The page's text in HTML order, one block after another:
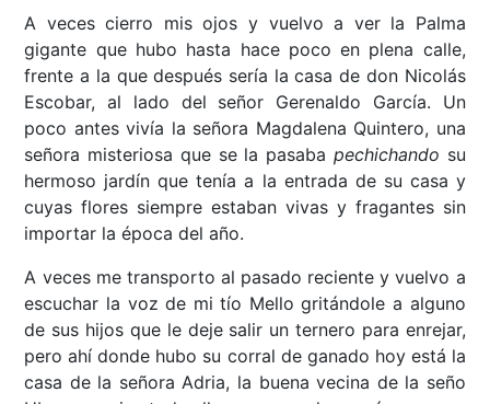
A veces cierro mis ojos y vuelvo a ver la Palma
gigante que hubo hasta hace poco en plena calle,
frente a la que después sería la casa de don Nicolás
Escobar, al lado del señor Gerenaldo García. Un
poco antes vivía la señora Magdalena Quintero, una
señora misteriosa que se la pasaba pechichando su
hermoso jardín que tenía a la entrada de su casa y
cuyas flores siempre estaban vivas y fragantes sin
importar la época del año.
A veces me transporto al pasado reciente y vuelvo a
escuchar la voz de mi tío Mello gritándole a alguno
de sus hijos que le deje salir un ternero para enrejar,
pero ahí donde hubo su corral de ganado hoy está la
casa de la señora Adria, la buena vecina de la seño